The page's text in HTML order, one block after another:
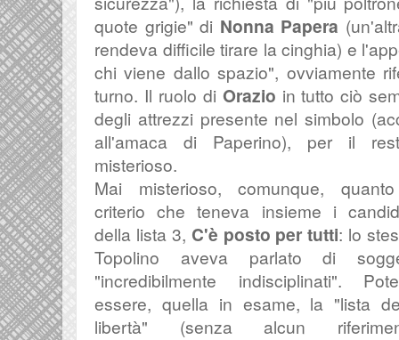
quote grigie" di Nonna Papera
rendeva difficile tirare la cinghia) e
chi viene dallo spazio", ovviamente
turno. Il ruolo di Orazio in tutto ciò
degli attrezzi presente nel simbolo
all'amaca di Paperino), per il
misterioso.
Mai misterioso, comunque,
criterio che teneva insieme i
della lista 3, C'è posto per tutti: lo
Topolino aveva parlato di
"incredibilmente indisciplinati".
essere, quella in esame, la "lista
libertà" (senza alcun